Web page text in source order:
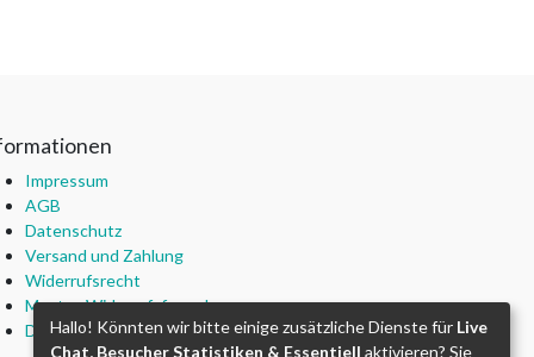
Impressum
AGB
Datenschutz
Versand und Zahlung
Widerrufsrecht
Muster-Widerrufsformular
Drittanbieter-Lizenzen
Hallo! Könnten wir bitte einige zusätzliche Dienste für Live
Chat, Besucher Statistiken & Essentiell aktivieren? Sie